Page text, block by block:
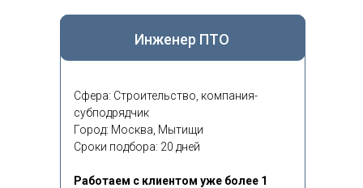
Инженер ПТО
Сфера: Строительство, компания-
субподрядчик
Город: Москва, Мытищи
Сроки подбора: 20 дней
Работаем с клиентом уже более 1